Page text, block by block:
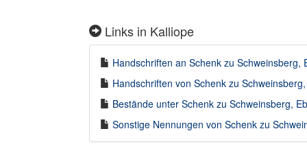
Links in Kalliope
Handschriften an Schenk zu
Handschriften von Schenk zu
Bestände unter Schenk zu Schweinsberg,
Sonstige Nennungen von Schenk zu